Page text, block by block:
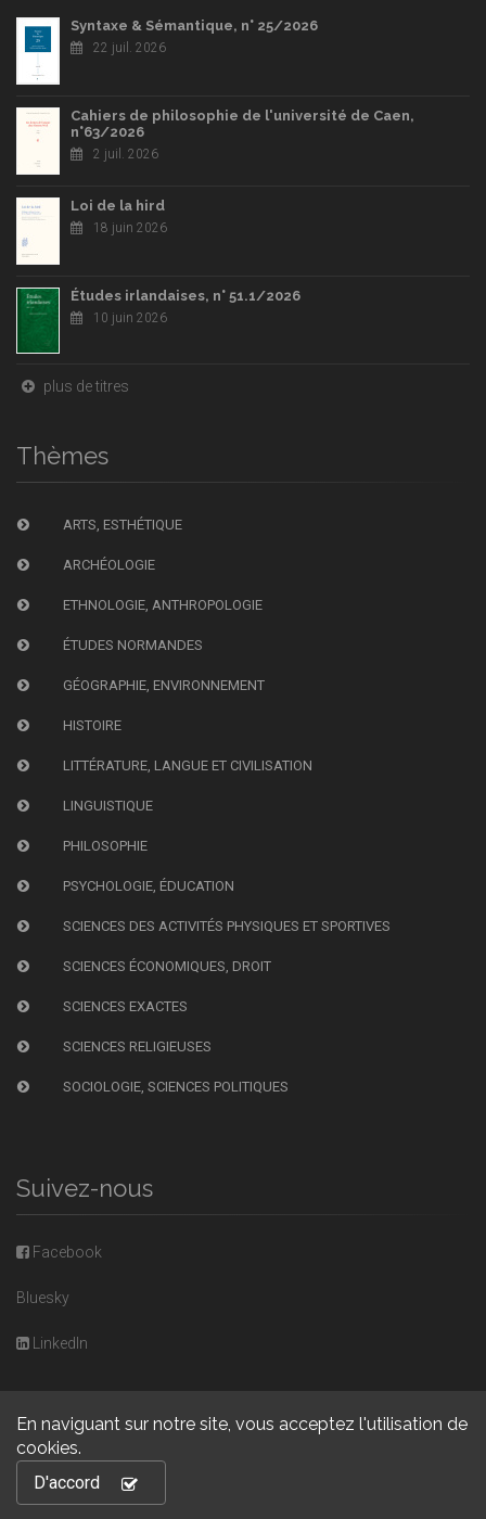
En naviguant sur notre site, vous acceptez l'utilisation de
cookies.
D'accord
Syntaxe & Sémantique, n° 25/2026
22 juil. 2026
Cahiers de philosophie de l'université de Caen,
n°63/2026
2 juil. 2026
Loi de la hird
18 juin 2026
Études irlandaises, n° 51.1/2026
10 juin 2026
plus de titres
Thèmes
ARTS, ESTHÉTIQUE
ARCHÉOLOGIE
ETHNOLOGIE, ANTHROPOLOGIE
ÉTUDES NORMANDES
GÉOGRAPHIE, ENVIRONNEMENT
HISTOIRE
LITTÉRATURE, LANGUE ET CIVILISATION
LINGUISTIQUE
PHILOSOPHIE
PSYCHOLOGIE, ÉDUCATION
SCIENCES DES ACTIVITÉS PHYSIQUES ET SPORTIVES
SCIENCES ÉCONOMIQUES, DROIT
SCIENCES EXACTES
SCIENCES RELIGIEUSES
SOCIOLOGIE, SCIENCES POLITIQUES
Suivez-nous
Facebook
Bluesky
LinkedIn